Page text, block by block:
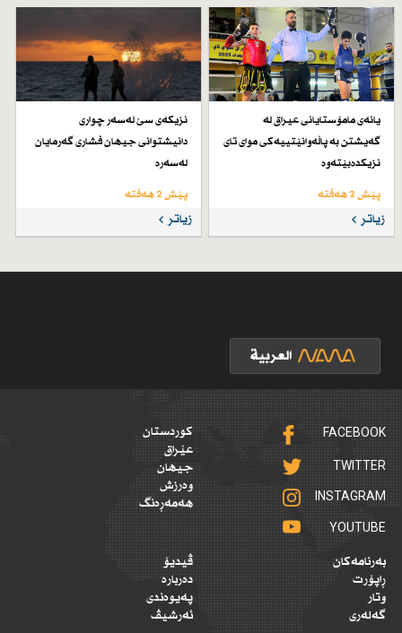
یانەی مامۆستایانی عیراق لە
گەیشتن بە پاڵەوانێتییەكی موای تای
نزیكدەبێتەوە
پێش 2 هەفتە
زیاتر
نزیكەی سێ لەسەر چواری
دانیشتوانی جیهان فشاری گەرمایان
لەسەرە
پێش 2 هەفتە
زیاتر
FACEBOOK
TWITTER
INSTAGRAM
YOUTUBE
کوردستان
عێراق
جیهان
وەرزش
هەمەڕەنگ
بەرنامەکان
ڕاپۆرت
وتار
گەلەری
ڤیدیۆ
دەربارە
پەیوەندی
ئەرشیڤ